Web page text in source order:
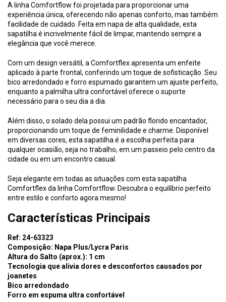
A linha Comfortflow foi projetada para proporcionar uma
experiência única, oferecendo não apenas conforto, mas também
facilidade de cuidado. Feita em napa de alta qualidade, esta
sapatilha é incrivelmente fácil de limpar, mantendo sempre a
elegância que você merece.
Com um design versátil, a Comfortflex apresenta um enfeite
aplicado à parte frontal, conferindo um toque de sofisticação. Seu
bico arredondado e forro espumado garantem um ajuste perfeito,
enquanto a palmilha ultra confortável oferece o suporte
necessário para o seu dia a dia.
Além disso, o solado dela possui um padrão florido encantador,
proporcionando um toque de feminilidade e charme. Disponível
em diversas cores, esta sapatilha é a escolha perfeita para
qualquer ocasião, seja no trabalho, em um passeio pelo centro da
cidade ou em um encontro casual.
Seja elegante em todas as situações com esta sapatilha
Comfortflex da linha Comfortflow. Descubra o equilíbrio perfeito
entre estilo e conforto agora mesmo!
Características Principais
Ref: 24-63323
Composição: Napa Plus/Lycra Paris
Altura do Salto (aprox.): 1 cm
Tecnologia que alivia dores e desconfortos causados por
joanetes
Bico arredondado
Forro em espuma ultra confortável